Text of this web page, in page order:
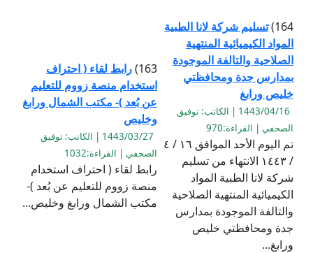
164) تسليم شركة لانا الطبية
المواد الكيميائية المنتهية
الصلاحية والتالفة الموجودة
بمدارس جدة ومحافظتي
خليص ورابغ
1443/04/16 | الكاتب: توفيق
الصحفي | القراءة:970
تم اليوم الأحد الموافق ١٦ / ٤
/ ١٤٤٣ الانتهاء من تسليم
شركة لانا الطبية المواد
الكيميائية المنتهية الصلاحية
والتالفة الموجودة بمدارس
جدة ومحافظتي خليص
ورابغ...
163) رابط لقاء ( احتراف
استخدام منصة زووم للتعليم
عن بُعد )- مكتب الشمال ورابغ
وخليص
1443/03/27 | الكاتب: توفيق
الصحفي | القراءة:1032
رابط لقاء ( احتراف استخدام
منصة زووم للتعليم عن بُعد )-
مكتب الشمال ورابغ وخليص...